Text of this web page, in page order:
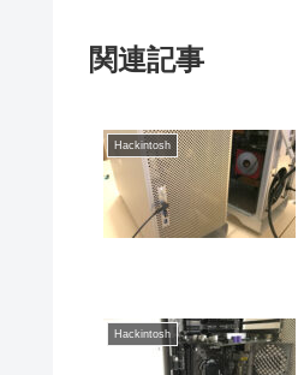
関連記事
Hackintosh
Hackintosh